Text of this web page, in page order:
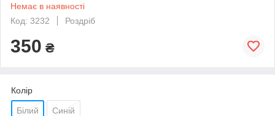
Немає в наявності
Код: 3232
Роздріб
350 ₴
Колір
Білий Синій